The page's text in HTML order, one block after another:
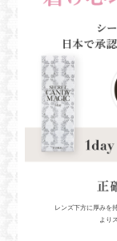
レンズ下方に厚みを
より